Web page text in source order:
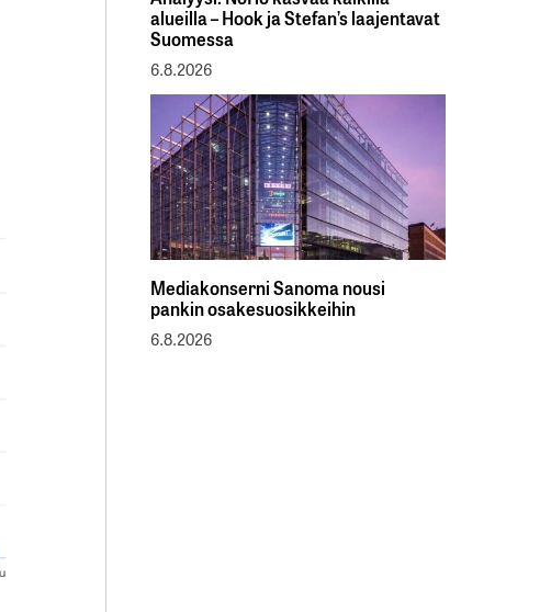
alueilla – Hook ja Stefan’s laajentavat
Suomessa
6.8.2026
Mediakonserni Sanoma nousi
pankin osakesuosikkeihin
6.8.2026